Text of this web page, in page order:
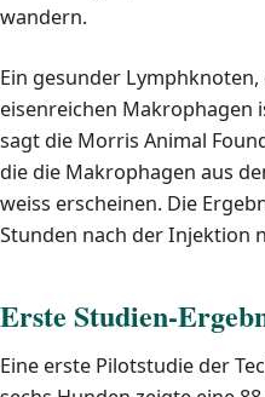
wandern.
Ein gesunder
eisenreichen Makrophagen
sagt die Morris Animal
die die Makrophagen aus
weiss erscheinen. Die
Stunden nach der Injektion
Erste Studien-
Eine erste Pilotstudie der